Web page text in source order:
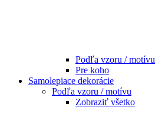
Podľa vzoru / motívu
Pre koho
Samolepiace dekorácie
Podľa vzoru / motívu
Zobraziť všetko